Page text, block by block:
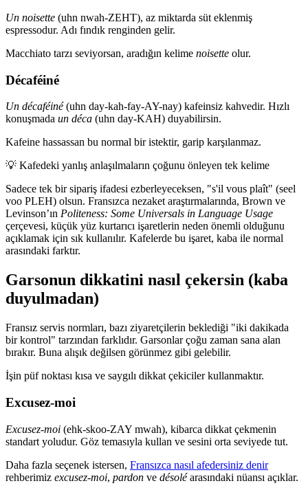
Un noisette (uhn nwah-ZEHT), az miktarda süt eklenmiş
espressodur. Adı fındık renginden gelir.
Macchiato tarzı seviyorsan, aradığın kelime noisette olur.
Décaféiné
Un décaféiné(uhn day-kah-fay-AY-nay) kafeinsiz kahvedir. Hızlı
konuşmada un déca (uhn day-KAH) duyabilirsin.
Kafeine hassassan bu normal bir istektir, garip karşılanmaz.
💡 Kafedeki yanlış anlaşılmaların çoğunu önleyen tek kelime
Sadece tek bir sipariş ifadesi ezberleyeceksen, "s'il vous plaît" (seel
voo PLEH) olsun. Fransızca nezaket araştırmalarında, Brown ve
Levinson’ın Politeness: Some Universals in Language Usage
çerçevesi, küçük yüz kurtarıcı işaretlerin neden önemli olduğunu
açıklamak için sık kullanılır. Kafelerde bu işaret, kaba ile normal
arasındaki farktır.
Garsonun dikkatini nasıl çekersin (kaba
duyulmadan)
Fransız servis normları, bazı ziyaretçilerin beklediği "iki dakikada
bir kontrol" tarzından farklıdır. Garsonlar çoğu zaman sana alan
bırakır. Buna alışık değilsen görünmez gibi gelebilir.
İşin püf noktası kısa ve saygılı dikkat çekiciler kullanmaktır.
Excusez-moi
Excusez-moi (ehk-skoo-ZAY mwah), kibarca dikkat çekmenin
standart yoludur. Göz temasıyla kullan ve sesini orta seviyede tut.
Daha fazla seçenek istersen, Fransızca nasıl afedersiniz denir
rehberimiz excusez-moi, pardon ve désoléarasındaki nüansı açıklar.